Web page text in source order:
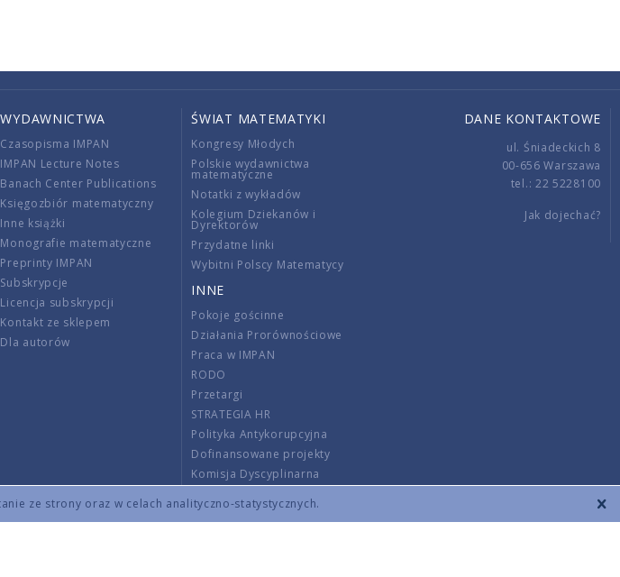
ze strony oraz w celach analityczno-statystycznych.
WYDAWNICTWA
Czasopisma IMPAN
IMPAN Lecture Notes
Banach Center Publications
Księgozbiór matematyczny
Inne książki
Monografie matematyczne
Preprinty IMPAN
Subskrypcje
Licencja subskrypcji
Kontakt ze sklepem
Dla autorów
ŚWIAT MATEMATYKI
Kongresy Młodych
Polskie wydawnictwa
matematyczne
Notatki z wykładów
Kolegium Dziekanów i
Dyrektorów
Przydatne linki
Wybitni Polscy Matematycy
INNE
Pokoje gościnne
Działania Prorównościowe
Praca w IMPAN
RODO
Przetargi
STRATEGIA HR
Polityka Antykorupcyjna
Dofinansowane projekty
Komisja Dyscyplinarna
Wnoszenie opłat
DANE KONTAKTOWE
ul. Śniadeckich 8
00-656 Warszawa
tel.: 22 5228100
Jak dojechać?